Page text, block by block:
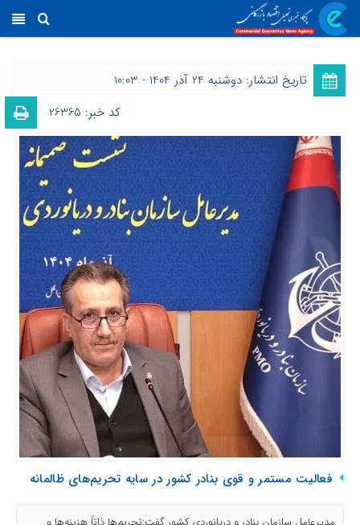
تاریخ انتشار: دوشنبه 24 آذر 1404 - 10:03
کد خبر: 26365
فعالیت مستمر و قوی بنادر کشور در سایه تحریم‌های ظالمانه